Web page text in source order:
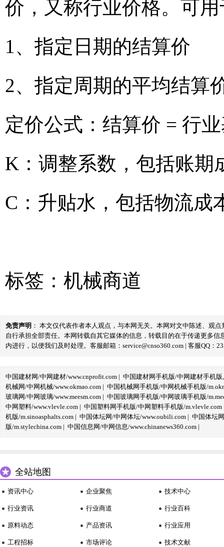
价，又称行业价格。可
1、指定日期的结算价
2、指定周期的平均结算
定价公式：结算价 = 行
K：调整系数，包括账期
C：升贴水，包括物流成
标签： 机械商道
免责声明 ： 本文仅代表作者本人观点，与本网无关。本网对文中陈述、观
自行承担全部责任。本网转载自其它媒体的信息，转载目的在于传递更多
内进行，以便我们及时处理。客服邮箱：service@cnso360.com | 客服QQ：
中国建材网/中网建材/www.cnprofit.com | 中国建材网手机版/中网建材手机版
机械网/中网机械/www.okmao.com | 中国机械网手机版/中网机械手机版/
玻璃网/中网玻璃/www.meesm.com | 中国玻璃网手机版/中网玻璃手机版/
中网塑料/www.vlevle.com | 中国塑料网手机版/中网塑料手机版/m.vlevle.com
机版/m.sinoasphalts.com | 中国体坛网/中网体坛/www.oubili.com | 中国体坛
版/m.stylechina.com | 中国信息网/中网信息/www.chinanews360.com |
全站地图
资讯中心
行业资讯
原料动态
工程招标
企业聚焦
行业商道
产品资讯
市场评论
技术中心
行业百科
行业应用
技术文献